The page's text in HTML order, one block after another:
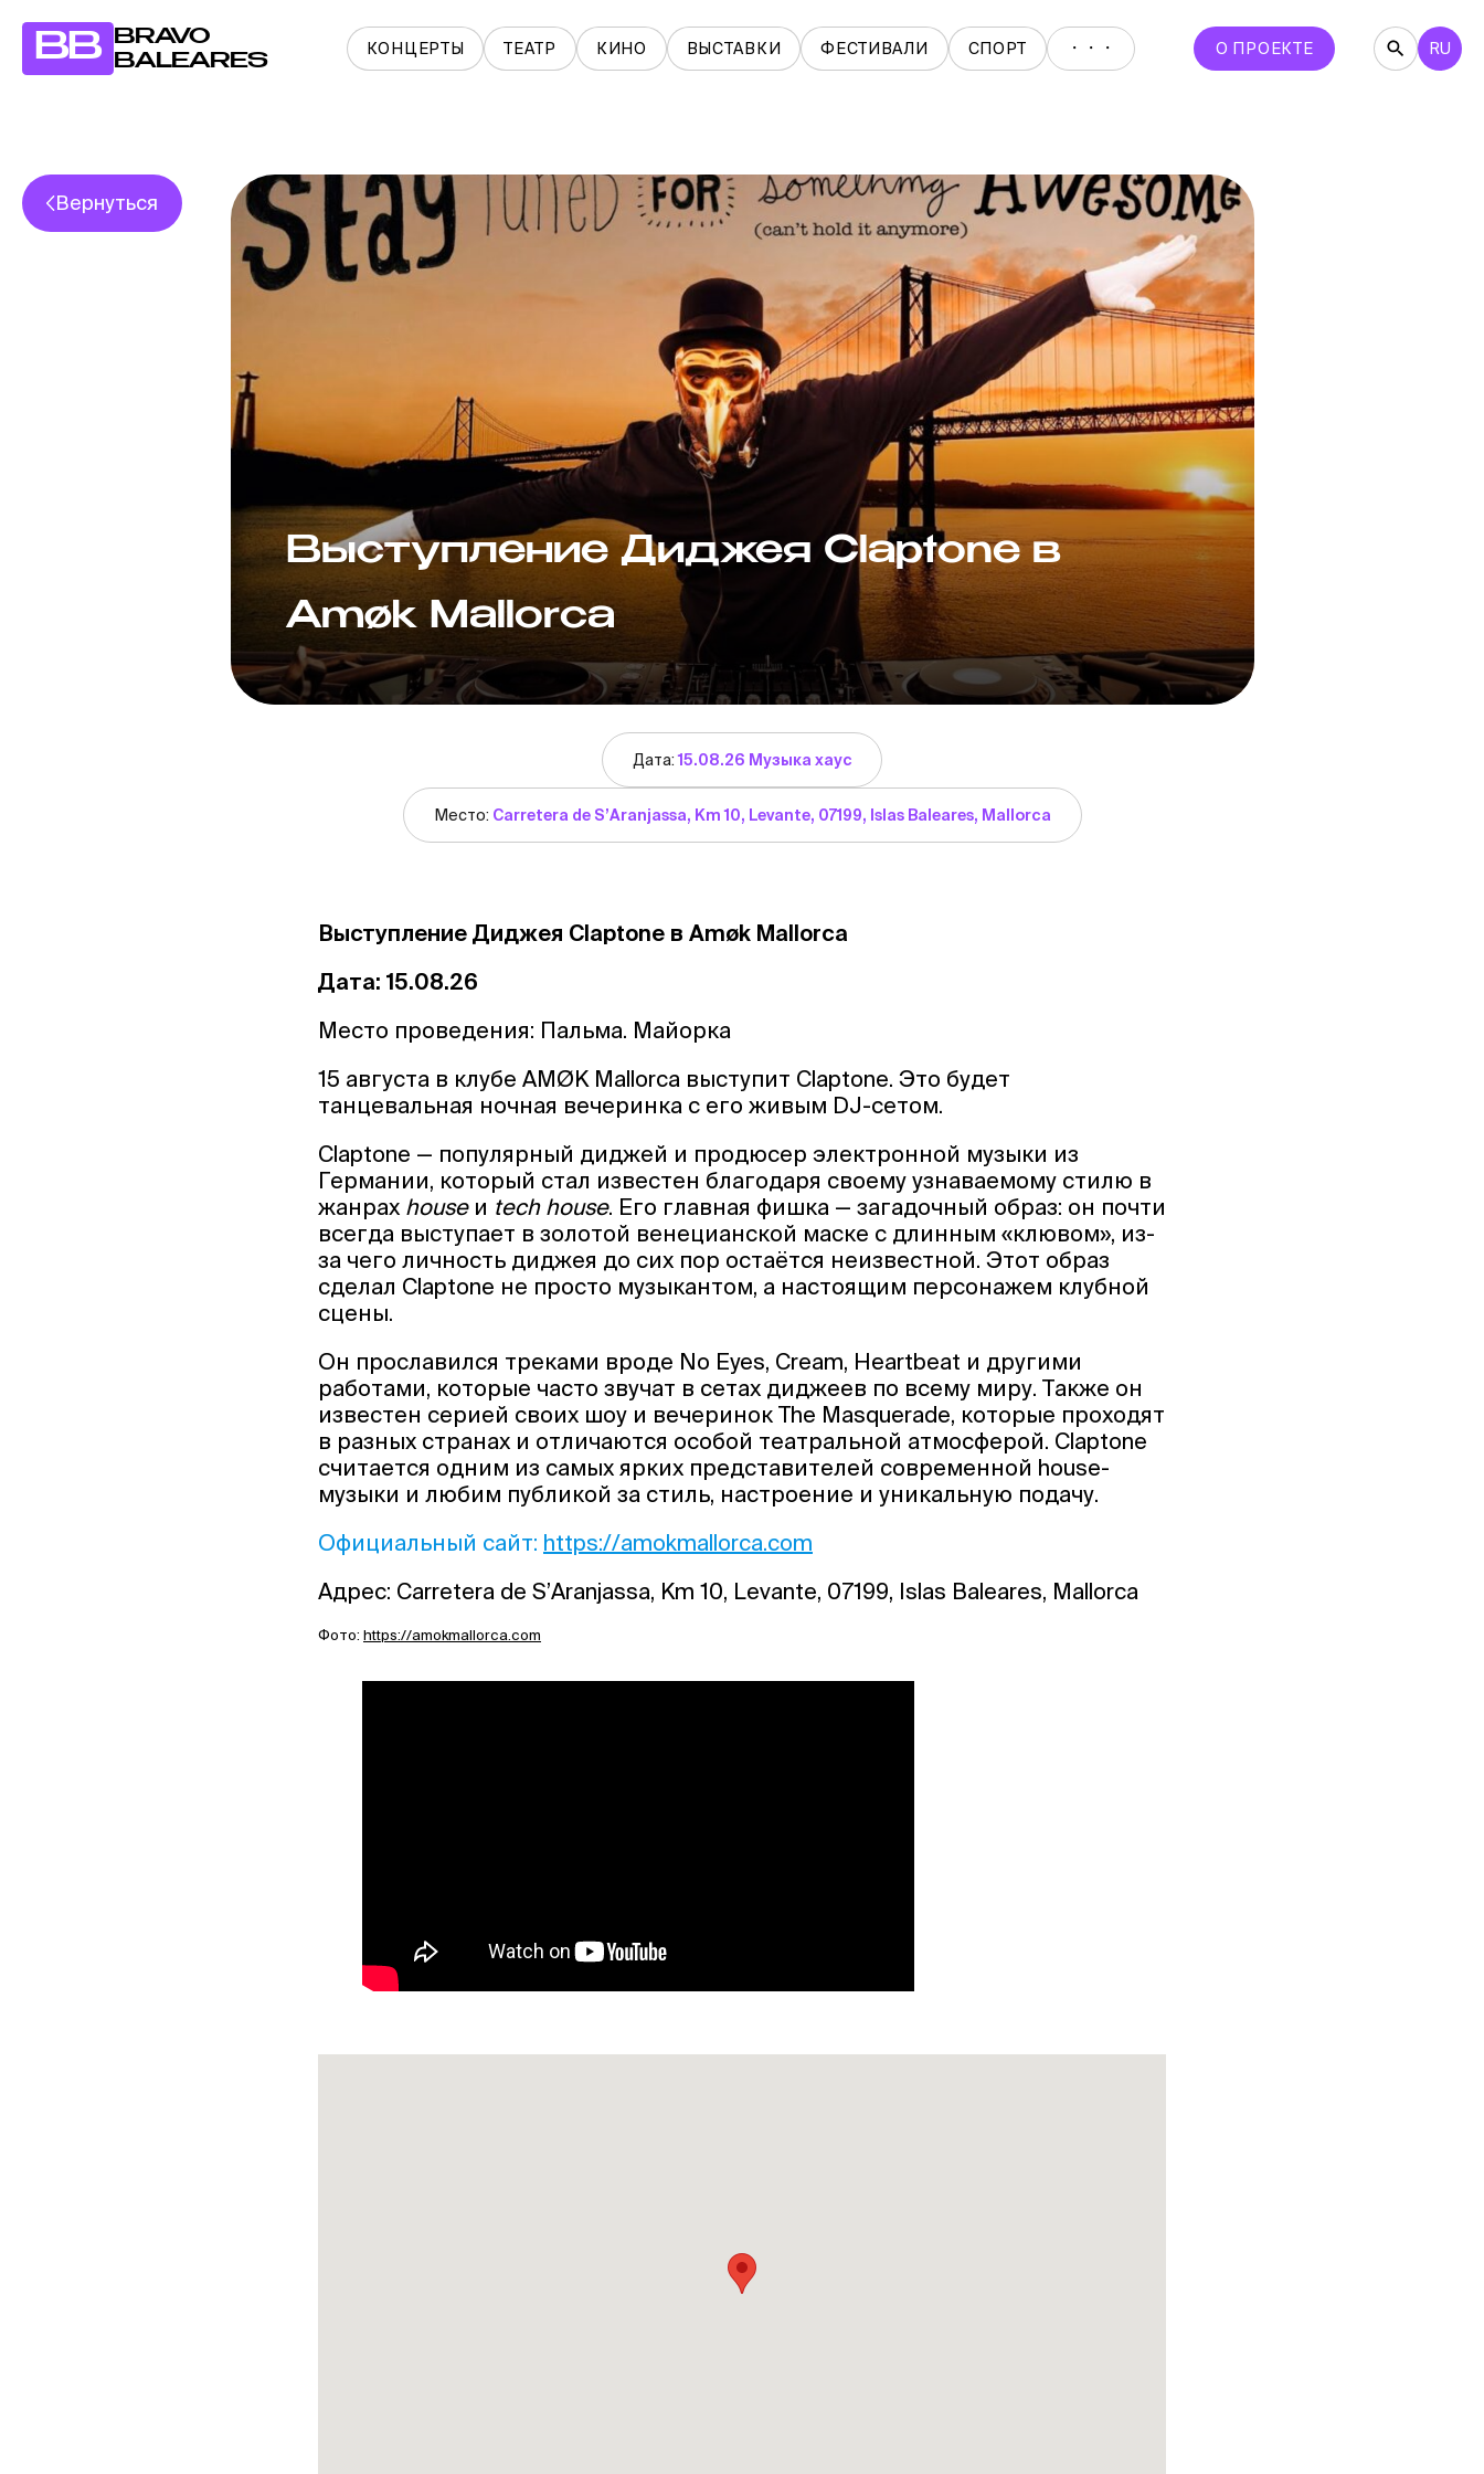
BB
BRAVO
BALEARES
КОНЦЕРТЫ ТЕАТР КИНО ВЫСТАВКИ ФЕСТИВАЛИ СПОРТ ・・・ О ПРОЕКТЕ RU
Вернуться
Выступление Диджея Claptone в
Amøk Mallorca
Дата:15.08.26 Музыка хаус
Место: Carretera de S’Aranjassa, Km 10, Levante, 07199, Islas Baleares, Mallorca
Выступление Диджея Claptone в Amøk Mallorca
Дата: 15.08.26
Место проведения: Пальма. Майорка
15 августа в клубе AMØK Mallorca выступит Claptone. Это будет
танцевальная ночная вечеринка с его живым DJ-сетом.
Claptone — популярный диджей и продюсер электронной музыки из
Германии, который стал известен благодаря своему узнаваемому стилю в
жанрах houseи tech house. Его главная фишка — загадочный образ: он почти
всегда выступает в золотой венецианской маске с длинным «клювом», из-
за чего личность диджея до сих пор остаётся неизвестной. Этот образ
сделал Claptone не просто музыкантом, а настоящим персонажем клубной
сцены.
Он прославился треками вроде No Eyes, Cream, Heartbeat и другими
работами, которые часто звучат в сетах диджеев по всему миру. Также он
известен серией своих шоу и вечеринок The Masquerade, которые проходят
в разных странах и отличаются особой театральной атмосферой. Claptone
считается одним из самых ярких представителей современной house-
музыки и любим публикой за стиль, настроение и уникальную подачу.
Официальный сайт: https://amokmallorca.com
Адрес: Carretera de S’Aranjassa, Km 10, Levante, 07199, Islas Baleares, Mallorca
Фото: https://amokmallorca.com